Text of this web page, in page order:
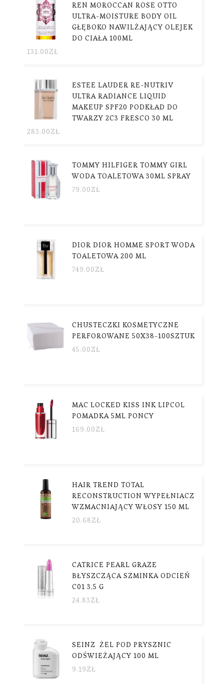
REN MOROCCAN ROSE OTTO
ULTRA-MOISTURE BODY OIL
GŁĘBOKO NAWILŻAJĄCY OLEJEK
DO CIAŁA 100ML
131.00ZŁ
ESTEE LAUDER RE-NUTRIV
ULTRA RADIANCE LIQUID
MAKEUP SPF20 PODKŁAD DO
TWARZY 2C3 FRESCO 30 ML
283.00ZŁ
TOMMY HILFIGER TOMMY GIRL
WODA TOALETOWA 30ML SPRAY
79.00ZŁ
DIOR DIOR HOMME SPORT WODA
TOALETOWA 200 ML
749.00ZŁ
CHUSTECZKI KOSMETYCZNE
PERFOROWANE 50X38-100SZTUK
45.00ZŁ
MAC LOCKED KISS INK LIPCOL
POMADKA 5ML PONCY
169.00ZŁ
HAIR TREND TOTAL
RECONSTRUCTION WYPEŁNIACZ
WZMACNIAJĄCY WŁOSY 150 ML
20.68ZŁ
CATRICE PEARL GRAZE
BŁYSZCZĄCA SZMINKA ODCIEŃ
C01 3,5 G
24.83ZŁ
SEINZ ŻEL POD PRYSZNIC
ODŚWIEŻAJĄCY 100 ML
9.19ZŁ